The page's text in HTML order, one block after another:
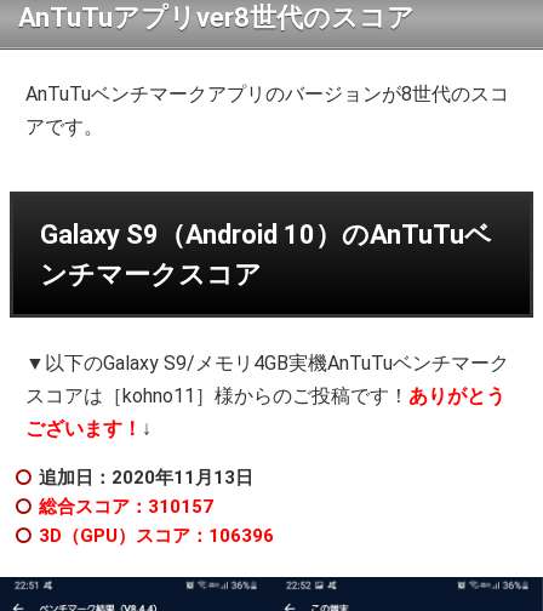
AnTuTuアプリver8世代のスコア
AnTuTuベンチマークアプリのバージョンが8世代のスコ
アです。
Galaxy S9（Android 10）のAnTuTuベ
ンチマークスコア
▼以下のGalaxy S9/メモリ4GB実機AnTuTuベンチマーク
スコアは［kohno11］様からのご投稿です！ ありがとう
ございます！ ↓
追加日：2020年11月13日
総合スコア：310157
3D（GPU）スコア：106396